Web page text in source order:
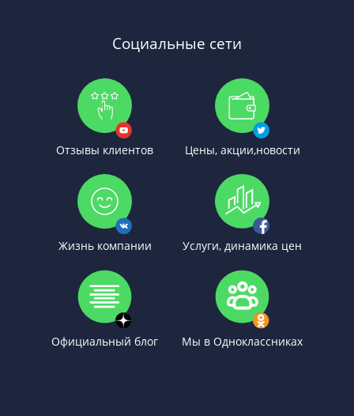
Социальные сети
Отзывы клиентов Цены, акции,новости
Жизнь компании Услуги, динамика цен
Официальный блог Мы в Одноклассниках